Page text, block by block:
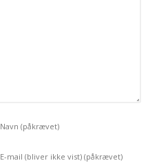
Navn(påkrævet)
E-mail (bliver ikke vist)(påkrævet)